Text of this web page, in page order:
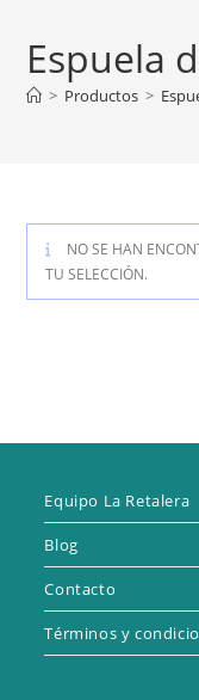
Espuela
> Productos >
NO SE HAN
TU SELECCIÓN.
Equipo La Retalera
Blog
Contacto
Términos y